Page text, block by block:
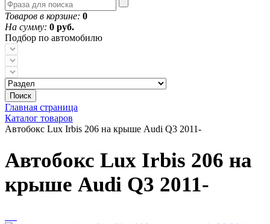
Товаров в корзине: 0
На сумму: 0 руб.
Подбор по автомобилю
Поиск
Главная страница
Каталог товаров
Автобокс Lux Irbis 206 на крыше Audi Q3 2011-
Автобокс Lux Irbis 206 на
крыше Audi Q3 2011-